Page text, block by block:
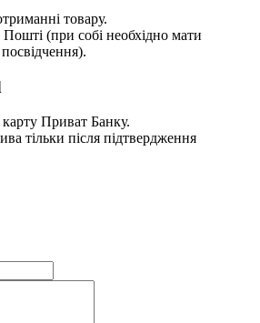
товару.
(при собі необхідно мати
Приват Банку.
тільки після підтвердження